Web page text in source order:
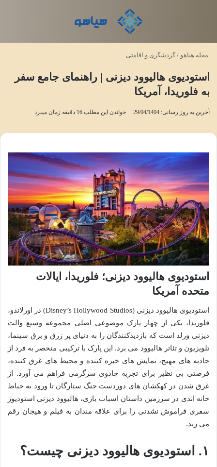
مجله هیاهو / گردشگری و اقامتی
استودیوی هالیوود دیزنی | راهنمای جامع سفر
به فلوریدا، آمریکا
آخرین به روز رسانی: 29/04/1404 خواندن این مطلب 16 دقیقه زمان میبرد
استودیوی هالیوود دیزنی؛ فلوریدا، ایالات
متحده آمریکا
استودیوی هالیوود دیزنی (Disney’s Hollywood Studios) در اورلاندو،
فلوریدا، یکی از چهار پارک موضوعی اصلی مجموعه وسیع والت
دیزنی ورلد است که بازدیدکنندگان را به دنیای پر زرق و برق سینما،
تلویزیون و تئاتر هالیوود می برد. این پارک با ترکیبی منحصر به فرد از
جاذبه های مهیج، نمایش های خیره کننده و محیط های غرق کننده،
فرصتی بی نظیر برای تجربه جادوی سرگرمی فراهم می آورد. از
غرق شدن در کهکشان های دوردست جنگ ستارگان تا ورود به حیاط
خانه اندی در سرزمین داستان اسباب بازی، هالیوود دیزنی استودیوز
سفری فراموش نشدنی را برای علاقه مندان به فیلم و هیجان رقم
می زند.
۱. استودیوی هالیوود دیزنی چیست؟